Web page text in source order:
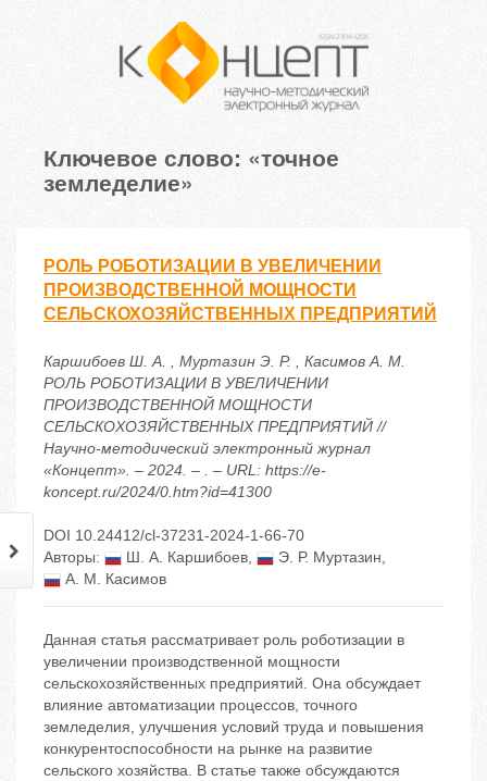
Ключевое слово: «точное
земледелие»
РОЛЬ РОБОТИЗАЦИИ В УВЕЛИЧЕНИИ
ПРОИЗВОДСТВЕННОЙ МОЩНОСТИ
СЕЛЬСКОХОЗЯЙСТВЕННЫХ ПРЕДПРИЯТИЙ
Каршибоев Ш. А. , Муртазин Э. Р. , Касимов А. М.
РОЛЬ РОБОТИЗАЦИИ В УВЕЛИЧЕНИИ
ПРОИЗВОДСТВЕННОЙ МОЩНОСТИ
СЕЛЬСКОХОЗЯЙСТВЕННЫХ ПРЕДПРИЯТИЙ //
Научно-методический электронный журнал
«Концепт». – 2024. – . – URL: https://e-
koncept.ru/2024/0.htm?id=41300
DOI 10.24412/cl-37231-2024-1-66-70
Авторы:
Ш. А. Каршибоев, Э. Р. Муртазин,
А. М. Касимов
Данная статья рассматривает роль роботизации в
увеличении производственной мощности
сельскохозяйственных предприятий. Она обсуждает
влияние автоматизации процессов, точного
земледелия, улучшения условий труда и повышения
конкурентоспособности на рынке на развитие
сельского хозяйства. В статье также обсуждаются